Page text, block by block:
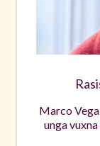
Marco
unga